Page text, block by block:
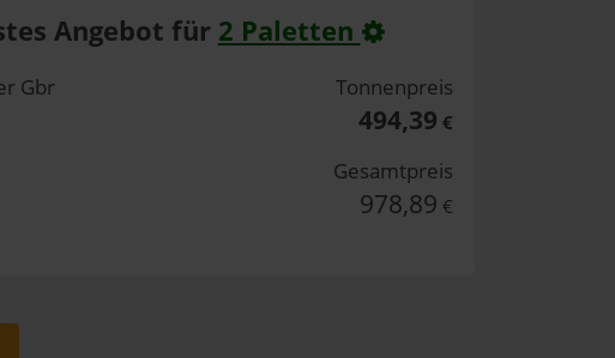
Angebot für 2 Paletten
Gbr Tonnenpreis
494,39 €
Gesamtpreis
978,89 €